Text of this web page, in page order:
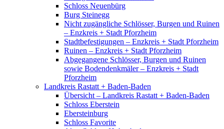
Schloss Neuenbürg
Burg Steinegg
Nicht zugängliche Schlösser, Burgen und Ruinen
– Enzkreis + Stadt Pforzheim
Stadtbefestigungen – Enzkreis + Stadt Pforzheim
Ruinen – Enzkreis + Stadt Pforzheim
Abgegangene Schlösser, Burgen und Ruinen
sowie Bodendenkmäler – Enzkreis + Stadt
Pforzheim
Landkreis Rastatt + Baden-Baden
Übersicht – Landkreis Rastatt + Baden-Baden
Schloss Eberstein
Ebersteinburg
Schloss Favorite